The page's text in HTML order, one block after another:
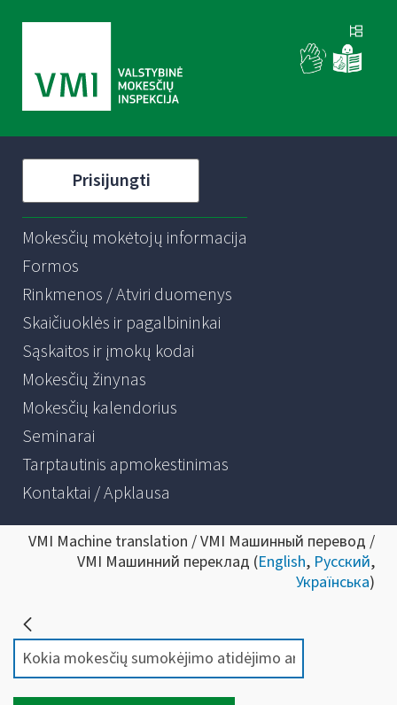
Prisijungti
Mokesčių mokėtojų informacija
Formos
Rinkmenos / Atviri duomenys
Skaičiuoklės ir pagalbininkai
Sąskaitos ir įmokų kodai
Mokesčių žinynas
Mokesčių kalendorius
Seminarai
Tarptautinis apmokestinimas
Kontaktai / Apklausa
VMI Machine translation / VMI Машинный перевод /
VMI Машинний переклад (English, Русский,
Українська)